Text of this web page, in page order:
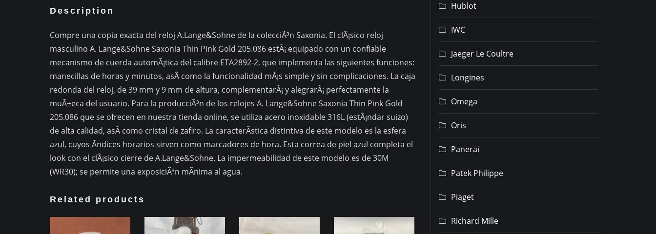
Description
Compre una copia exacta del reloj A.Lange&Sohne de la colecciÃ³n Saxonia. El clÃ¡sico reloj
masculino A. Lange&Sohne Saxonia Thin Pink Gold 205.086 estÃ¡ equipado con un confiable
mecanismo de cuerda automÃ¡tica del calibre ETA2892-2, que implementa las siguientes funciones:
manecillas de horas y minutos, asÃ­ como la funcionalidad mÃ¡s simple y sin complicaciones. La caja
redonda del reloj, de 39 mm y 9 mm de altura, complementarÃ¡ y alegrarÃ¡ perfectamente la
muÃ±eca del usuario. Para la producciÃ³n de los relojes A. Lange&Sohne Saxonia Thin Pink Gold
205.086 que se ofrecen en nuestra tienda online, se utiliza acero inoxidable 316L (estÃ¡ndar suizo)
de alta calidad, asÃ­ como cristal de zafiro. La caracterÃ­stica distintiva de este modelo es la esfera
azul, cuyos Ã­ndices horarios sirven como marcadores de hora. Esta correa de piel azul completa el
look con el clÃ¡sico cierre de A.Lange&Sohne. La impermeabilidad de este modelo es de 30M
(WR30); se permite una exposiciÃ³n mÃ­nima al agua.
Related products
Hublot
IWC
Jaeger Le Coultre
Longines
Omega
Oris
Panerai
Patek Philippe
Piaget
Richard Mille